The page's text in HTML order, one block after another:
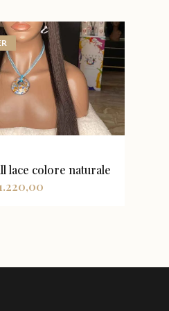
lace colore naturale